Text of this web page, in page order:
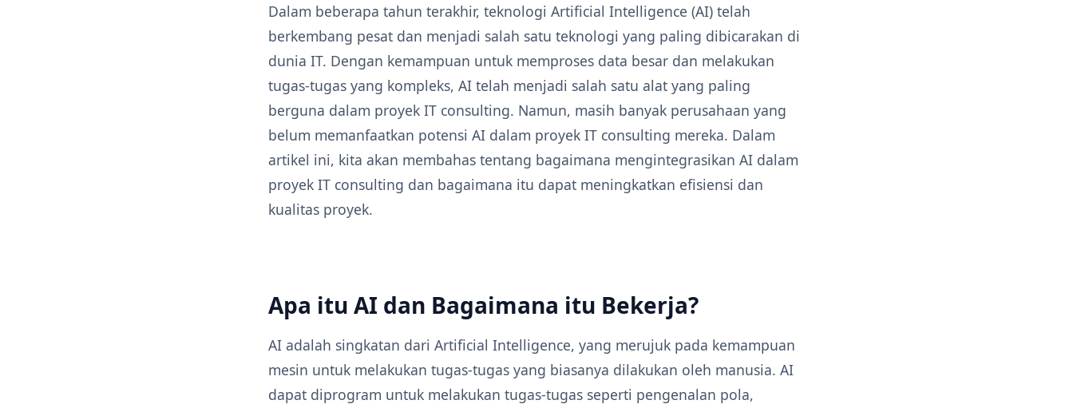
Dalam beberapa tahun terakhir, teknologi Artificial Intelligence (AI) telah
berkembang pesat dan menjadi salah satu teknologi yang paling dibicarakan di
dunia IT. Dengan kemampuan untuk memproses data besar dan melakukan
tugas-tugas yang kompleks, AI telah menjadi salah satu alat yang paling
berguna dalam proyek IT consulting. Namun, masih banyak perusahaan yang
belum memanfaatkan potensi AI dalam proyek IT consulting mereka. Dalam
artikel ini, kita akan membahas tentang bagaimana mengintegrasikan AI dalam
proyek IT consulting dan bagaimana itu dapat meningkatkan efisiensi dan
kualitas proyek.
Apa itu AI dan Bagaimana itu Bekerja?
AI adalah singkatan dari Artificial Intelligence, yang merujuk pada kemampuan
mesin untuk melakukan tugas-tugas yang biasanya dilakukan oleh manusia. AI
dapat diprogram untuk melakukan tugas-tugas seperti pengenalan pola,